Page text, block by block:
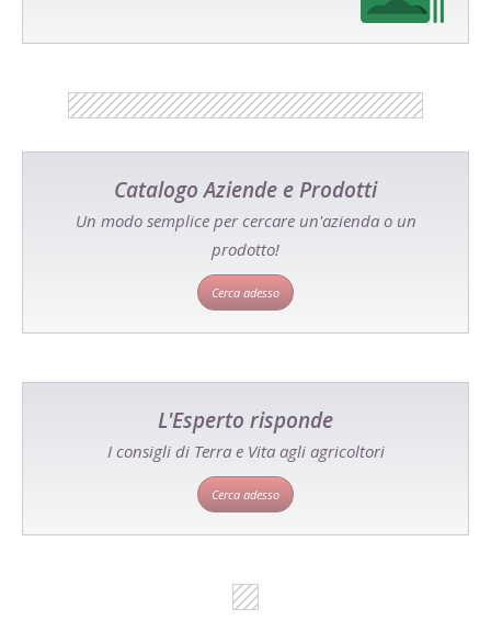
Catalogo Aziende e Prodotti
Un modo semplice per cercare un'azienda o un
prodotto!
Cerca adesso
L'Esperto risponde
I consigli di Terra e Vita agli agricoltori
Cerca adesso